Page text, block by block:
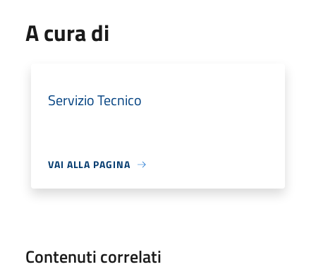
A cura di
Servizio Tecnico
VAI ALLA PAGINA
Contenuti correlati